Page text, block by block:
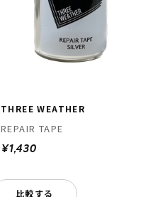
THREE WEATHER
REPAIR TAPE
¥1,430
比較する